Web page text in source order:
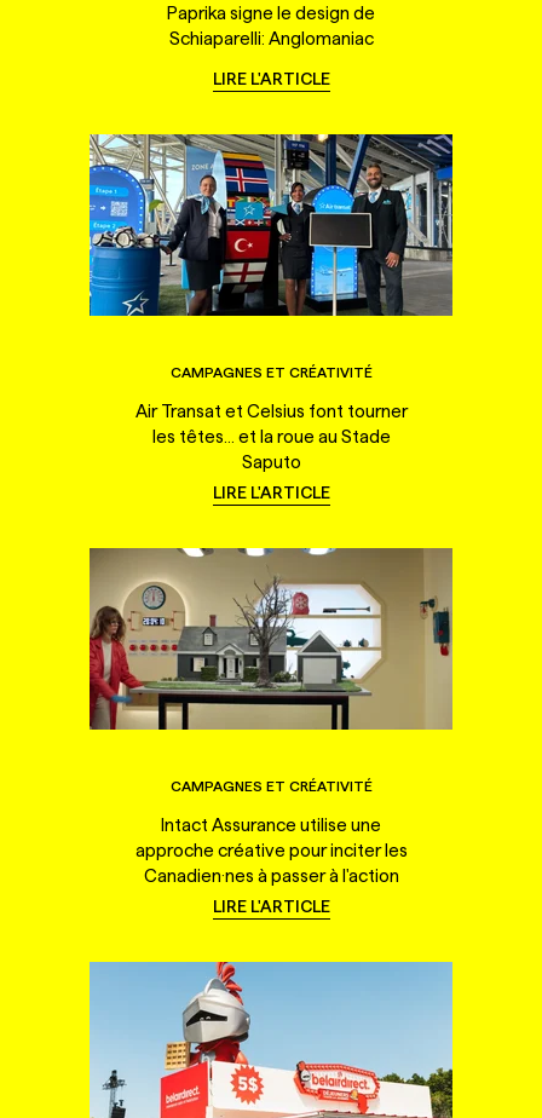
Paprika signe le design de
Schiaparelli: Anglomaniac
LIRE L'ARTICLE
CAMPAGNES ET CRÉATIVITÉ
Air Transat et Celsius font tourner
les têtes... et la roue au Stade
Saputo
LIRE L'ARTICLE
CAMPAGNES ET CRÉATIVITÉ
Intact Assurance utilise une
approche créative pour inciter les
Canadien·nes à passer à l'action
LIRE L'ARTICLE